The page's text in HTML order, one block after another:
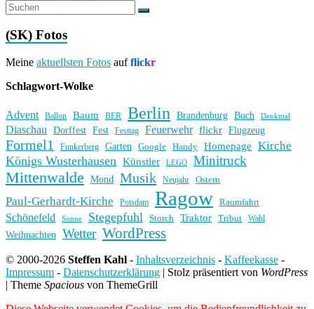
(SK) Fotos
Meine aktuellsten Fotos aufflickr
Schlagwort-Wolke
Advent Ballon Baum BER Berlin Brandenburg Buch Denkmal
Diaschau Dorffest Fest Festtag Feuerwehr flickr Flugzeug
Formel1 Funkerberg Garten Google Handy Homepage Kirche
Königs Wusterhausen Künstler LEGO Minitruck
Mittenwalde Mond Musik Neujahr Ostern
Paul-Gerhardt-Kirche Potsdam Ragow Raumfahrt
Schönefeld Sonne Stegepfuhl Storch Traktor Tribut Wahl
Weihnachten Wetter WordPress
© 2000-2026 Steffen Kahl - Inhaltsverzeichnis - Kaffeekasse -
Impressum - Datenschutzerklärung | Stolz präsentiert von WordPress
| Theme Spacious von ThemeGrill